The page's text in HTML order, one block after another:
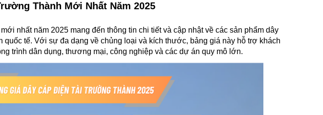
Thành Mới Nhất Năm 2025
nhất năm 2025 mang đến thông tin chi tiết và cập nhật về các sản phẩm dây
quốc tế. Với sự đa dạng về chủng loại và kích thước, bảng giá này hỗ trợ khách
trình dân dụng, thương mại, công nghiệp và các dự án quy mô lớn.